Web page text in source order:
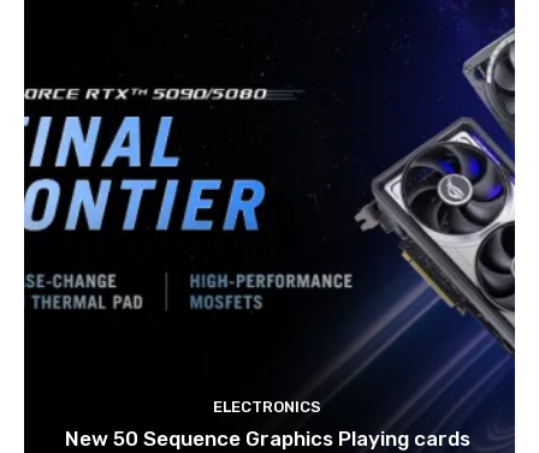
ELECTRONICS
New 50 Sequence Graphics Playing cards